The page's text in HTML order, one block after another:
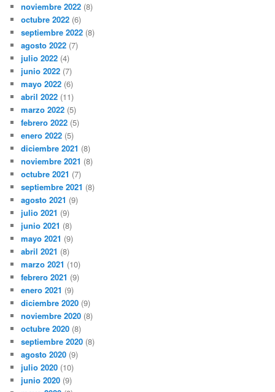
noviembre 2022 (8)
octubre 2022 (6)
septiembre 2022 (8)
agosto 2022 (7)
julio 2022 (4)
junio 2022 (7)
mayo 2022 (6)
abril 2022 (11)
marzo 2022 (5)
febrero 2022 (5)
enero 2022 (5)
diciembre 2021 (8)
noviembre 2021 (8)
octubre 2021 (7)
septiembre 2021 (8)
agosto 2021 (9)
julio 2021 (9)
junio 2021 (8)
mayo 2021 (9)
abril 2021 (8)
marzo 2021 (10)
febrero 2021 (9)
enero 2021 (9)
diciembre 2020 (9)
noviembre 2020 (8)
octubre 2020 (8)
septiembre 2020 (8)
agosto 2020 (9)
julio 2020 (10)
junio 2020 (9)